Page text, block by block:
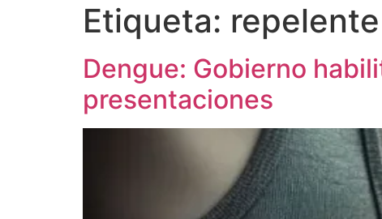
Etiqueta: repelente
Dengue: Gobierno
presentaciones